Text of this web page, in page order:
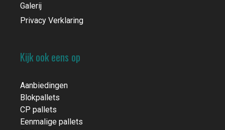
Galerij
Privacy Verklaring
Kijk ook eens op
Aanbiedingen
Blokpallets
CP pallets
Eenmalige pallets